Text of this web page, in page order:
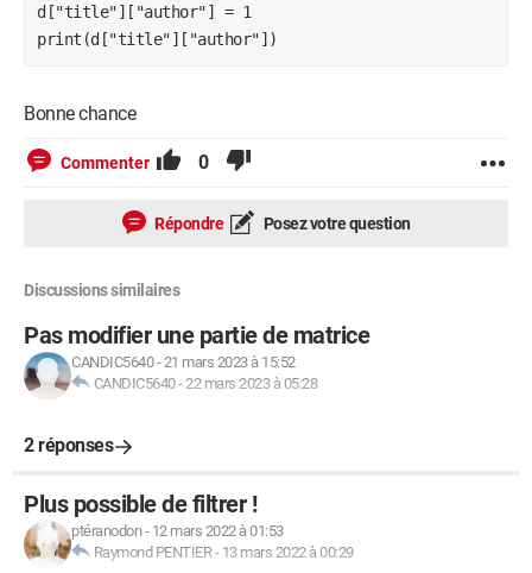
d["title"]["author"] = 1
print(d["title"]["author"])
Bonne chance
Commenter 0
Répondre Posez votre question
Discussions similaires
Pas modifier une partie de matrice
CANDIC5640-21 mars 2023 à 15:52
CANDIC5640-22 mars 2023 à 05:28
2 réponses
Plus possible de filtrer !
ptéranodon- 12 mars 2022 à 01:53
Raymond PENTIER- 13 mars 2022 à 00:29